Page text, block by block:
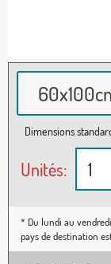
Dimensions
Unités:
* Du lundi au
pays de destination